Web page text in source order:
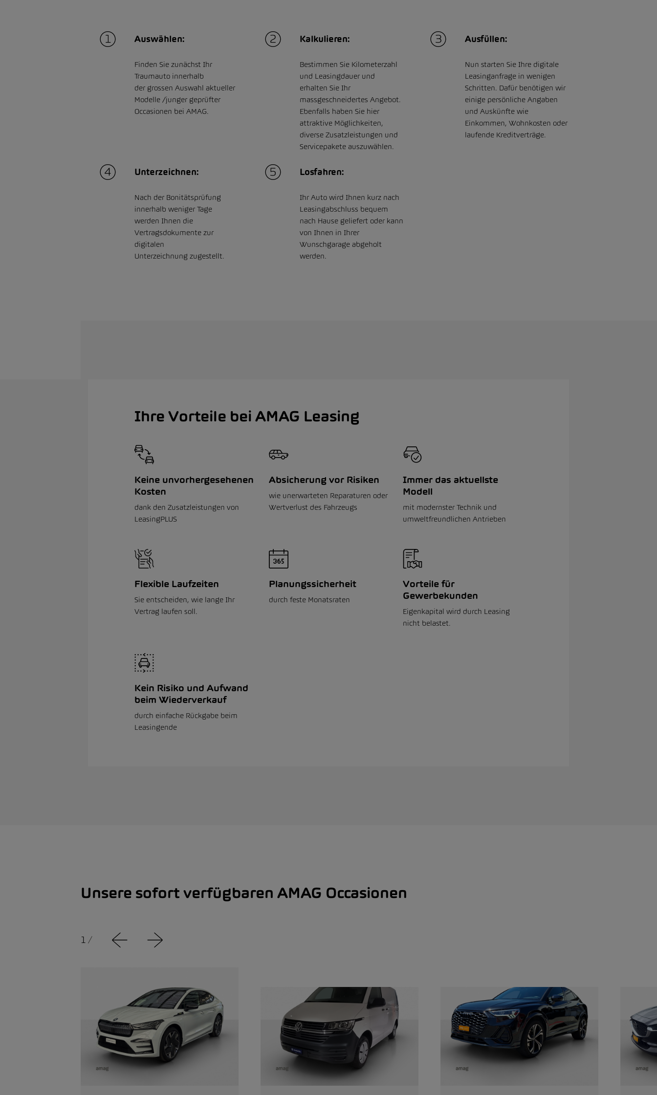
Auswählen:
Finden Sie zunächst Ihr
Traumauto innerhalb
der grossen Auswahl aktueller
Modelle /junger geprüfter
Occasionen bei AMAG.
Kalkulieren:
Bestimmen Sie Kilometerzahl
und Leasingdauer und
erhalten Sie Ihr
massgeschneidertes Angebot.
Ebenfalls haben Sie hier
attraktive Möglichkeiten,
diverse Zusatzleistungen und
Servicepakete auszuwählen.
Ausfüllen:
Nun starten Sie Ihre digitale
Leasinganfrage in wenigen
Schritten. Dafür benötigen wir
einige persönliche Angaben
und Auskünfte wie
Einkommen, Wohnkosten oder
laufende Kreditverträge.
Unterzeichnen:
Nach der Bonitätsprüfung
innerhalb weniger Tage
werden Ihnen die
Vertragsdokumente zur
digitalen
Unterzeichnung zugestellt.
Losfahren:
Ihr Auto wird Ihnen kurz nach
Leasingabschluss bequem
nach Hause geliefert oder kann
von Ihnen in Ihrer
Wunschgarage abgeholt
werden.
Ihre Vorteile bei AMAG Leasing
Keine unvorhergesehenen
Kosten
dank den Zusatzleistungen von
LeasingPLUS
Absicherung vor Risiken
wie unerwarteten Reparaturen oder
Wertverlust des Fahrzeugs
Immer das aktuellste
Modell
mit modernster Technik und
umweltfreundlichen Antrieben
Flexible Laufzeiten
Sie entscheiden, wie lange Ihr
Vertrag laufen soll.
Planungssicherheit
durch feste Monatsraten
Vorteile für
Gewerbekunden
Eigenkapital wird durch Leasing
nicht belastet.
Kein Risiko und Aufwand
beim Wiederverkauf
durch einfache Rückgabe beim
Leasingende
Unsere sofort verfügbaren AMAG Occasionen
1 /